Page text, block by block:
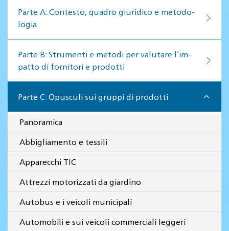
Par­te A: Con­te­sto, qua­dro giu­ri­di­co e me­to­do­
lo­gia
Par­te B: Stru­men­ti e me­to­di per va­lu­ta­re l’im­
pat­to di for­ni­to­ri e pro­dot­ti
Parte C: Opusculi sui gruppi di prodotti
Panoramica
Abbigliamento e tessili
Apparecchi TIC
Attrezzi motorizzati da giardino
Autobus e i veicoli municipali
Automobili e sui veicoli commerciali leggeri